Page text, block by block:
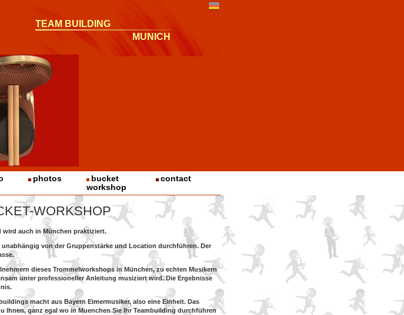
TEAM BUILDING
MUNICH
photos
bucket
workshop
contact
WORKSHOP
auch in München praktiziert.
von der Gruppenstärke und Location durchführen. Der
dieses Trommelworkshops in München, zu echten Musikern
unter professioneller Anleitung musiziert wird. Die Ergebnisse
macht aus Bayern Eimermusiker, also eine Einheit. Das
Ihnen, ganz egal wo in Muenchen Sie Ihr Teambuilding durchführen